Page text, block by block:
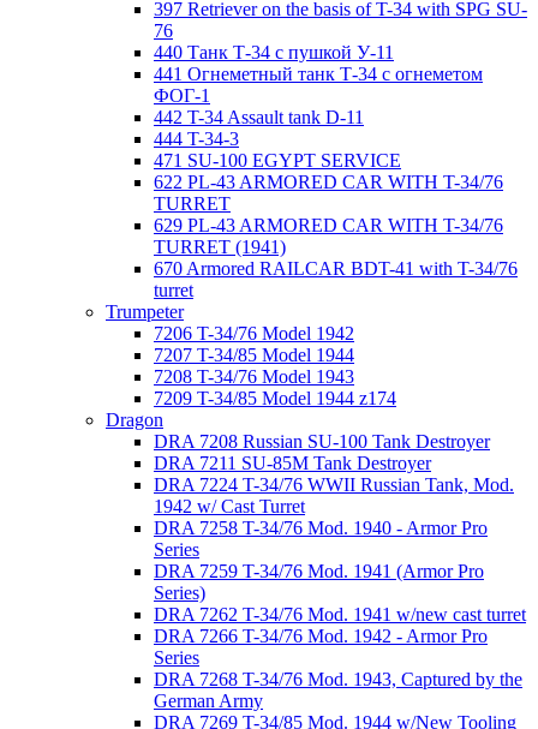
397 Retriever on the basis of T-34 with SPG SU-
76
440 Танк Т-34 с пушкой У-11
441 Огнеметный танк Т-34 с огнеметом
ФОГ-1
442 T-34 Assault tank D-11
444 T-34-3
471 SU-100 EGYPT SERVICE
622 PL-43 ARMORED CAR WITH T-34/76
TURRET
629 PL-43 ARMORED CAR WITH T-34/76
TURRET (1941)
670 Armored RAILCAR BDT-41 with T-34/76
turret
Trumpeter
7206 T-34/76 Model 1942
7207 T-34/85 Model 1944
7208 T-34/76 Model 1943
7209 T-34/85 Model 1944 z174
Dragon
DRA 7208 Russian SU-100 Tank Destroyer
DRA 7211 SU-85M Tank Destroyer
DRA 7224 T-34/76 WWII Russian Tank, Mod.
1942 w/ Cast Turret
DRA 7258 T-34/76 Mod. 1940 - Armor Pro
Series
DRA 7259 T-34/76 Mod. 1941 (Armor Pro
Series)
DRA 7262 T-34/76 Mod. 1941 w/new cast turret
DRA 7266 T-34/76 Mod. 1942 - Armor Pro
Series
DRA 7268 T-34/76 Mod. 1943, Captured by the
German Army
DRA 7269 T-34/85 Mod. 1944 w/New Tooling